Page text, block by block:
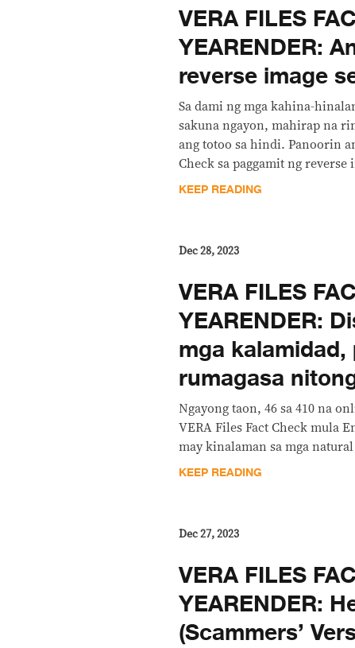
VERA FILES
YEARENDER:
reverse image
Sa dami ng mga kahina-
sakuna ngayon, mahirap na
ang totoo sa hindi. Panoorin
Check sa paggamit ng reverse
KEEP READING
Dec 28, 2023
VERA FILES
YEARENDER:
mga
rumagasa
Ngayong taon, 46 sa 410 na
VERA Files Fact Check mula
may kinalaman sa mga
KEEP READING
Dec 27, 2023
VERA FILES
YEARENDER:
(Scammers’